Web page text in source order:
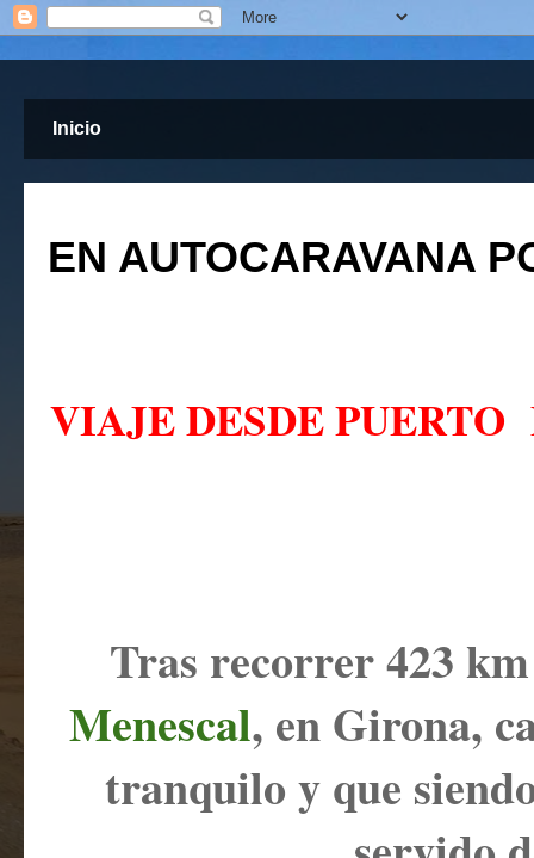
Inicio
EN AUTOCARAVANA
VIAJE DESDE PUERTO
Tras recorrer 423
Menescal, en Girona,
tranquilo y que